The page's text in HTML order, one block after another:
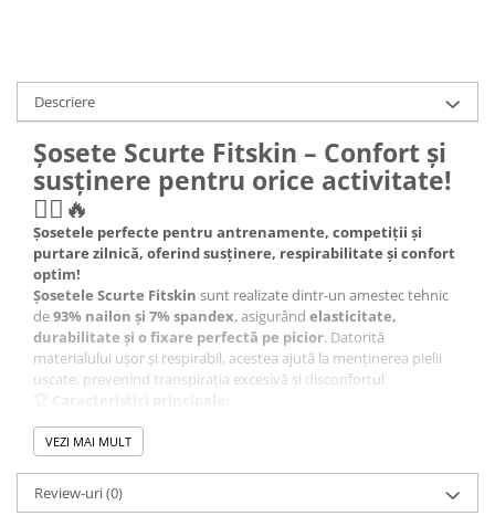
Descriere
Șosete Scurte Fitskin – Confort și
susținere pentru orice activitate!
🏃‍♂️🔥
Șosetele perfecte pentru antrenamente, competiții și
purtare zilnică, oferind susținere, respirabilitate și confort
optim!
Șosetele Scurte Fitskin sunt realizate dintr-un amestec tehnic
de93% nailon și 7% spandex, asigurând elasticitate,
durabilitate și o fixare perfectă pe picior. Datorită
materialului ușor și respirabil, acestea ajută la menținerea pielii
uscate, prevenind transpirația excesivă și disconfortul.
potrivire perfectă și rezistență în timp
✔Elasticitate optimă:
timpul activităților fizice
✔Respirabilitate ridicată:
VEZI MAI MULT
Review-uri(0)